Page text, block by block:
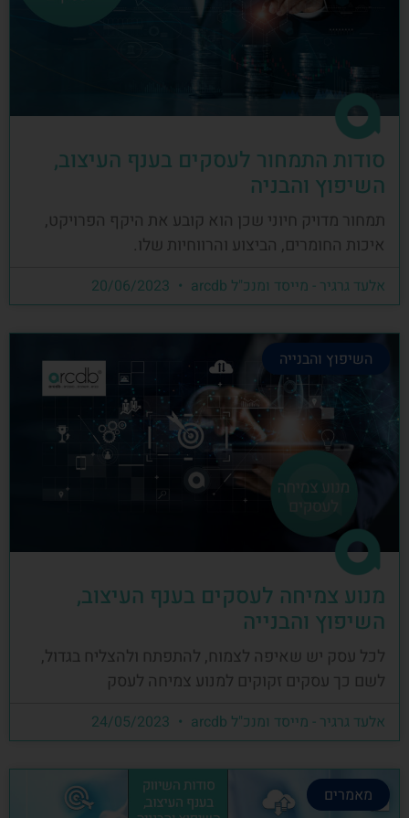
סודות התמחור לעסקים בענף העיצוב,
השיפוץ והבניה
תמחור מדויק חיוני שכן הוא קובע את היקף הפרויקט,
איכות החומרים, הביצוע והרווחיות שלו.
אלעד גרגיר - מייסד ומנכ"ל arcdb
השיפוץ והבנייה
מנוע צמיחה לעסקים בענף העיצוב,
השיפוץ והבנייה
לכל עסק יש שאיפה לצמוח, להתפתח ולהצליח בגדול,
לשם כך עסקים זקוקים למנוע צמיחה לעסק
אלעד גרגיר - מייסד ומנכ"ל arcdb
מאמרים